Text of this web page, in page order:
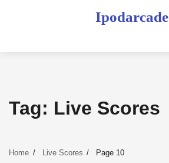
Ipodarcade
Tag: Live Scores
Home Live Scores Page 10